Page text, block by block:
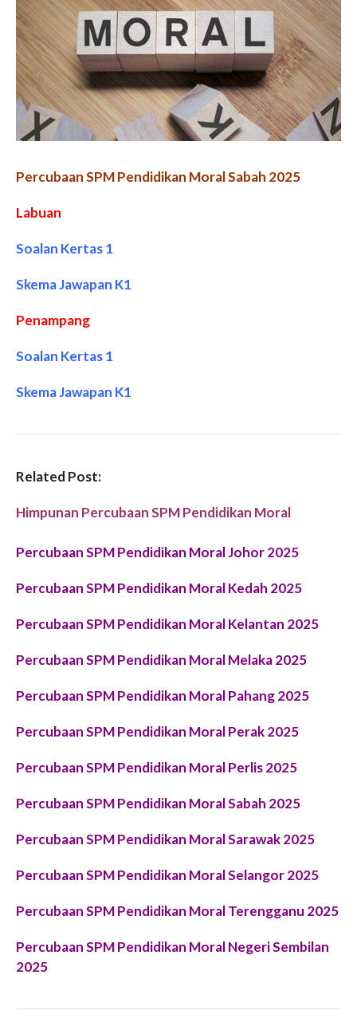
Percubaan SPM Pendidikan Moral Sabah 2025
Labuan
Soalan Kertas 1
Skema Jawapan K1
Penampang
Soalan Kertas 1
Skema Jawapan K1
Related Post:
Himpunan Percubaan SPM Pendidikan Moral
Percubaan SPM Pendidikan Moral Johor 2025
Percubaan SPM Pendidikan Moral Kedah 2025
Percubaan SPM Pendidikan Moral Kelantan 2025
Percubaan SPM Pendidikan Moral Melaka 2025
Percubaan SPM Pendidikan Moral Pahang 2025
Percubaan SPM Pendidikan Moral Perak 2025
Percubaan SPM Pendidikan Moral Perlis 2025
Percubaan SPM Pendidikan Moral Sabah 2025
Percubaan SPM Pendidikan Moral Sarawak 2025
Percubaan SPM Pendidikan Moral Selangor 2025
Percubaan SPM Pendidikan Moral Terengganu 2025
Percubaan SPM Pendidikan Moral Negeri Sembilan
2025